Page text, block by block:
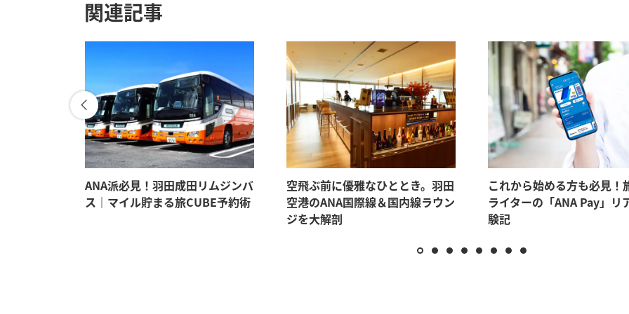
関連記事
ANA派必見！羽田成田リムジンバ
ス｜マイル貯まる旅CUBE予約術
空飛ぶ前に優雅なひととき。羽田
空港のANA国際線＆国内線ラウン
ジを大解剖
これから始める方も必見！
ライターの「ANA Pay」リ
験記